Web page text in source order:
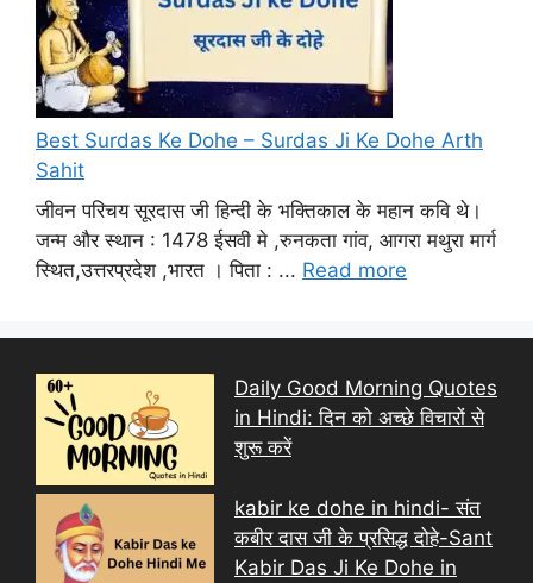
Best Surdas Ke Dohe – Surdas Ji Ke Dohe Arth
Sahit
जीवन परिचय सूरदास जी हिन्दी के भक्तिकाल के महान कवि थे।
जन्म और स्थान : 1478 ईसवी मे ,रुनकता गांव, आगरा मथुरा मार्ग
स्थित,उत्तरप्रदेश ,भारत । पिता : ... Read more
Daily Good Morning Quotes
in Hindi: दिन को अच्छे विचारों से
शुरू करें
kabir ke dohe in hindi- संत
कबीर दास जी के प्रसिद्ध दोहे-Sant
Kabir Das Ji Ke Dohe in